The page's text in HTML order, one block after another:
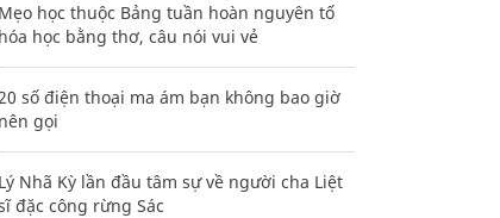
Mẹo học thuộc Bảng tuần hoàn nguyên tố
hóa học bằng thơ, câu nói vui vẻ
số điện thoại ma ám bạn không bao giờ
nên gọi
Lý Nhã Kỳ lần đầu tâm sự về người cha Liệt
đặc công rừng Sác